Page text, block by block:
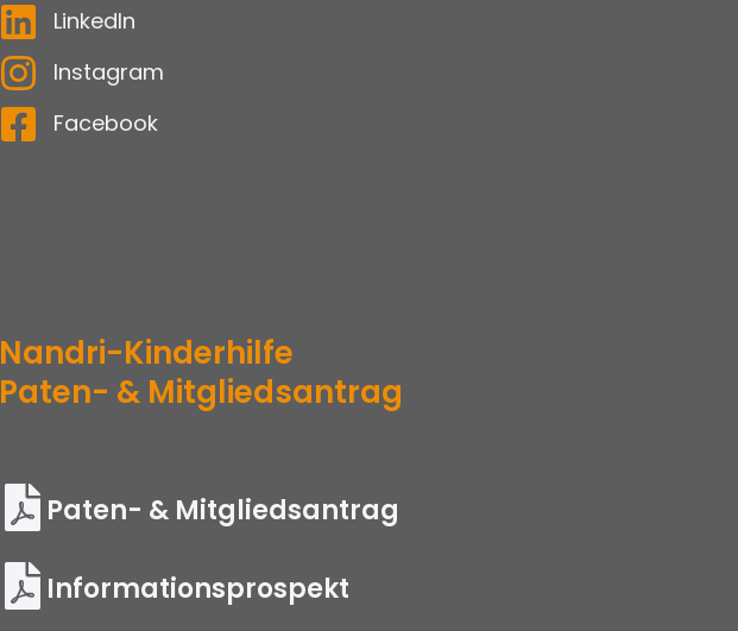
LinkedIn
Instagram
Facebook
Nandri-Kinderhilfe
Paten- & Mitgliedsantrag
Paten- & Mitgliedsantrag
Informationsprospekt